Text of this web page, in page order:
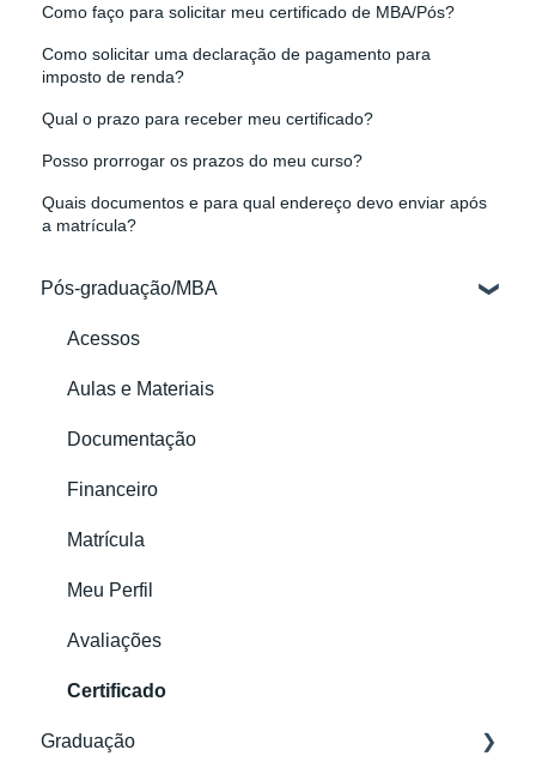
Como faço para solicitar meu certificado de MBA/Pós?
Como solicitar uma declaração de pagamento para
imposto de renda?
Qual o prazo para receber meu certificado?
Posso prorrogar os prazos do meu curso?
Quais documentos e para qual endereço devo enviar após
a matrícula?
Pós-graduação/MBA
Acessos
Aulas e Materiais
Documentação
Financeiro
Matrícula
Meu Perfil
Avaliações
Certificado
Graduação